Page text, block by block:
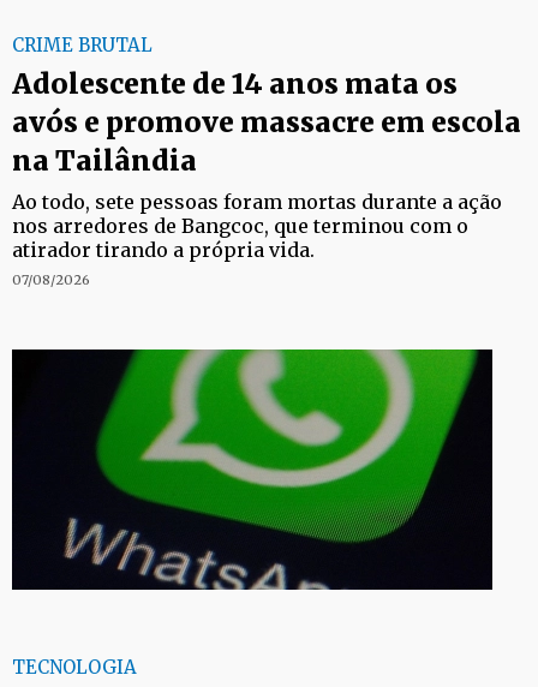
CRIME BRUTAL
Adolescente de 14 anos mata os
avós e promove massacre em escola
na Tailândia
Ao todo, sete pessoas foram mortas durante a ação
nos arredores de Bangcoc, que terminou com o
atirador tirando a própria vida.
07/08/2026
TECNOLOGIA